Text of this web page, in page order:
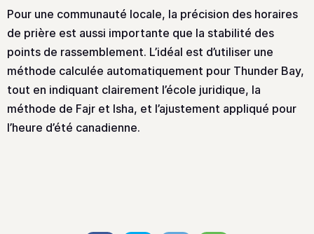
Pour une communauté locale, la précision des horaires
de prière est aussi importante que la stabilité des
points de rassemblement. L’idéal est d’utiliser une
méthode calculée automatiquement pour Thunder Bay,
tout en indiquant clairement l’école juridique, la
méthode de Fajr et Isha, et l’ajustement appliqué pour
l’heure d’été canadienne.